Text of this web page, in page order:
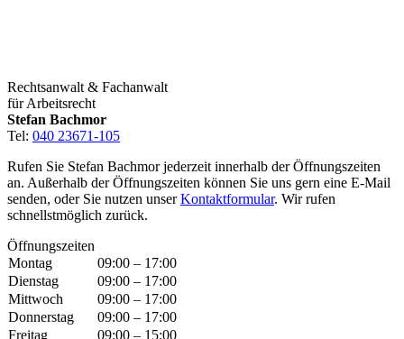
Rechtsanwalt & Fachanwalt
für Arbeitsrecht
Stefan Bachmor
Tel: 040 23671-105
Rufen Sie Stefan Bachmor jederzeit innerhalb der Öffnungszeiten
an. Außerhalb der Öffnungszeiten können Sie uns gern eine E-Mail
senden, oder Sie nutzen unserKontaktformular. Wir rufen
schnellstmöglich zurück.
Öffnungszeiten
Montag
09:00 – 17:00
Dienstag
09:00 – 17:00
Mittwoch
09:00 – 17:00
Donnerstag
09:00 – 17:00
Freitag
09:00 – 15:00